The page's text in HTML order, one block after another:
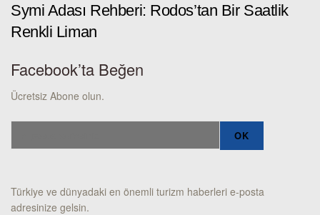
Symi Adası Rehberi: Rodos’tan Bir Saatlik
Renkli Liman
Facebook’ta Beğen
Ücretsiz Abone olun.
Türkiye ve dünyadaki en önemli turizm haberleri e-posta
adresinize gelsin.